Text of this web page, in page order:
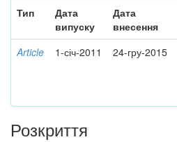
Тип
Дата
випуску
Дата
внесення
Article 1-січ-2011 24-гру-2015
Розкриття